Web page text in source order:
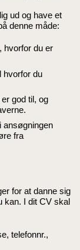
ud og have et
denne måde:
hvorfor du er
hvorfor du
god til, og
ansøgningen
fra
for at danne sig
kan. I dit CV skal
telefonnr.,